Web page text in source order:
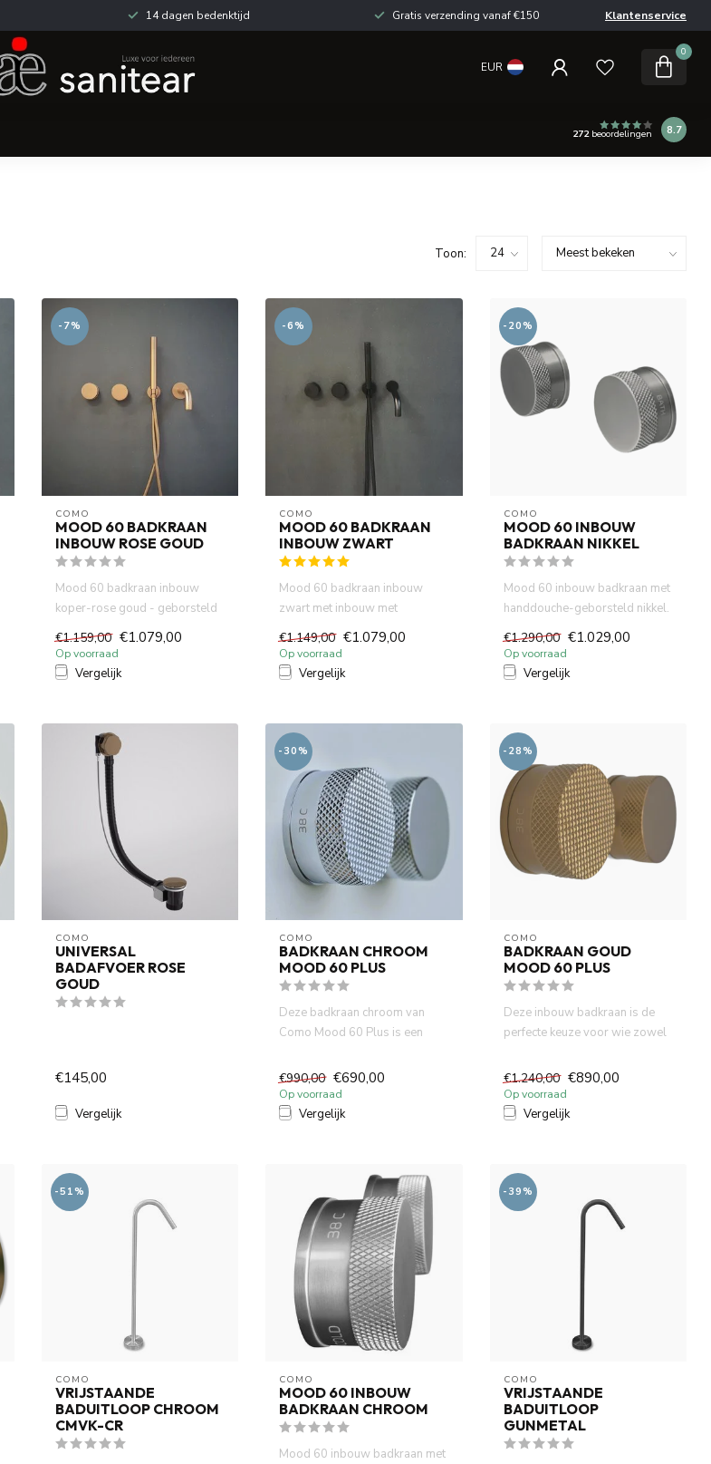
14 dagen bedenktijd Gratis verzending vanaf €150 Klantenservice
EUR
0
272beoordelingen 8.7
Toon:
-7%
COMO
MOOD 60 BADKRAAN
INBOUW ROSE GOUD
Mood 60 badkraan inbouw
koper-rose goud - geborsteld
handdouc...
€1.159,00 €1.079,00
Op voorraad
Vergelijk
-6%
COMO
MOOD 60 BADKRAAN
INBOUW ZWART
Mood 60 badkraan inbouw
zwart met inbouw met
Incl. ...
€1.149,00 €1.079,00
Op voorraad
Vergelijk
-20%
COMO
MOOD 60 INBOUW
BADKRAAN NIKKEL
Mood 60 inbouw badkraan met
handdouche-geborsteld nikkel.
€1.290,00 €1.029,00
Op voorraad
Vergelijk
COMO
UNIVERSAL
BADAFVOER ROSE
GOUD
€145,00
Vergelijk
-30%
COMO
BADKRAAN CHROOM
MOOD 60 PLUS
Deze badkraan chroom van
Como Mood 60 Plus is een
therm...
€990,00 €690,00
Op voorraad
Vergelijk
-28%
COMO
BADKRAAN GOUD
MOOD 60 PLUS
Deze inbouw badkraan is de
perfecte keuze voor wie zowel
€1.240,00 €890,00
Op voorraad
Vergelijk
-51%
COMO
VRIJSTAANDE
BADUITLOOP CHROOM
CMVK-CR
COMO
MOOD 60 INBOUW
BADKRAAN CHROOM
Mood 60 inbouw badkraan met
-39%
COMO
VRIJSTAANDE
BADUITLOOP
GUNMETAL